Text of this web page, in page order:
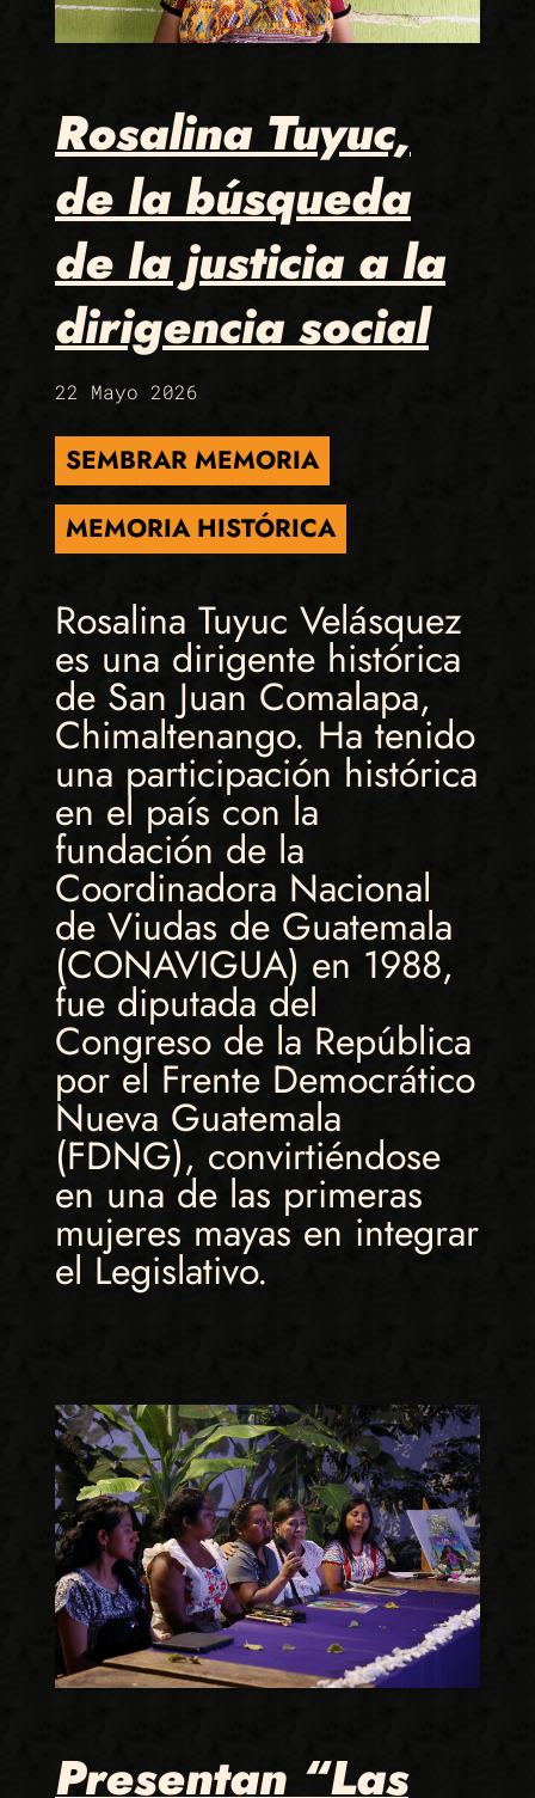
Rosalina Tuyuc,
de la búsqueda
de la justicia a la
dirigencia social
22 Mayo 2026
SEMBRAR MEMORIA
MEMORIA HISTÓRICA
Rosalina Tuyuc Velásquez
es una dirigente histórica
de San Juan Comalapa,
Chimaltenango. Ha tenido
una participación histórica
en el país con la
fundación de la
Coordinadora Nacional
de Viudas de Guatemala
(CONAVIGUA) en 1988,
fue diputada del
Congreso de la República
por el Frente Democrático
Nueva Guatemala
(FDNG), convirtiéndose
en una de las primeras
mujeres mayas en integrar
el Legislativo.
Presentan “Las